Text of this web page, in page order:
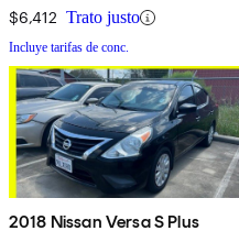
$6,412 Trato justo
Incluye tarifas de conc.
2018 Nissan Versa S Plus